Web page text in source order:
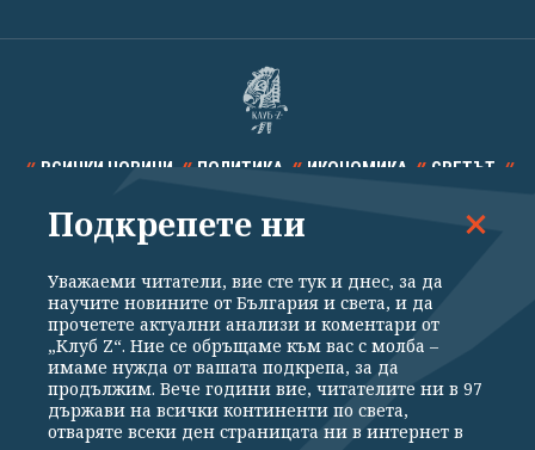
ВСИЧКИ НОВИНИ ПОЛИТИКА ИКОНОМИКА СВЕТЪТ
СПОРТ КУЛТУРА ТЕХНОЛОГИИ КАЛЕЙДОСКОП
Общи условия
Политика за поверителност
Реклама
Партньори Контакти За Клуб Z
Подкрепете ни
Уважаеми читатели, вие сте тук и днес, за да
научите новините от България и света, и да
прочетете актуални анализи и коментари от
„Клуб Z“. Ние се обръщаме към вас с молба –
имаме нужда от вашата подкрепа, за да
продължим. Вече години вие, читателите ни в 97
държави на всички континенти по света,
отваряте всеки ден страницата ни в интернет в